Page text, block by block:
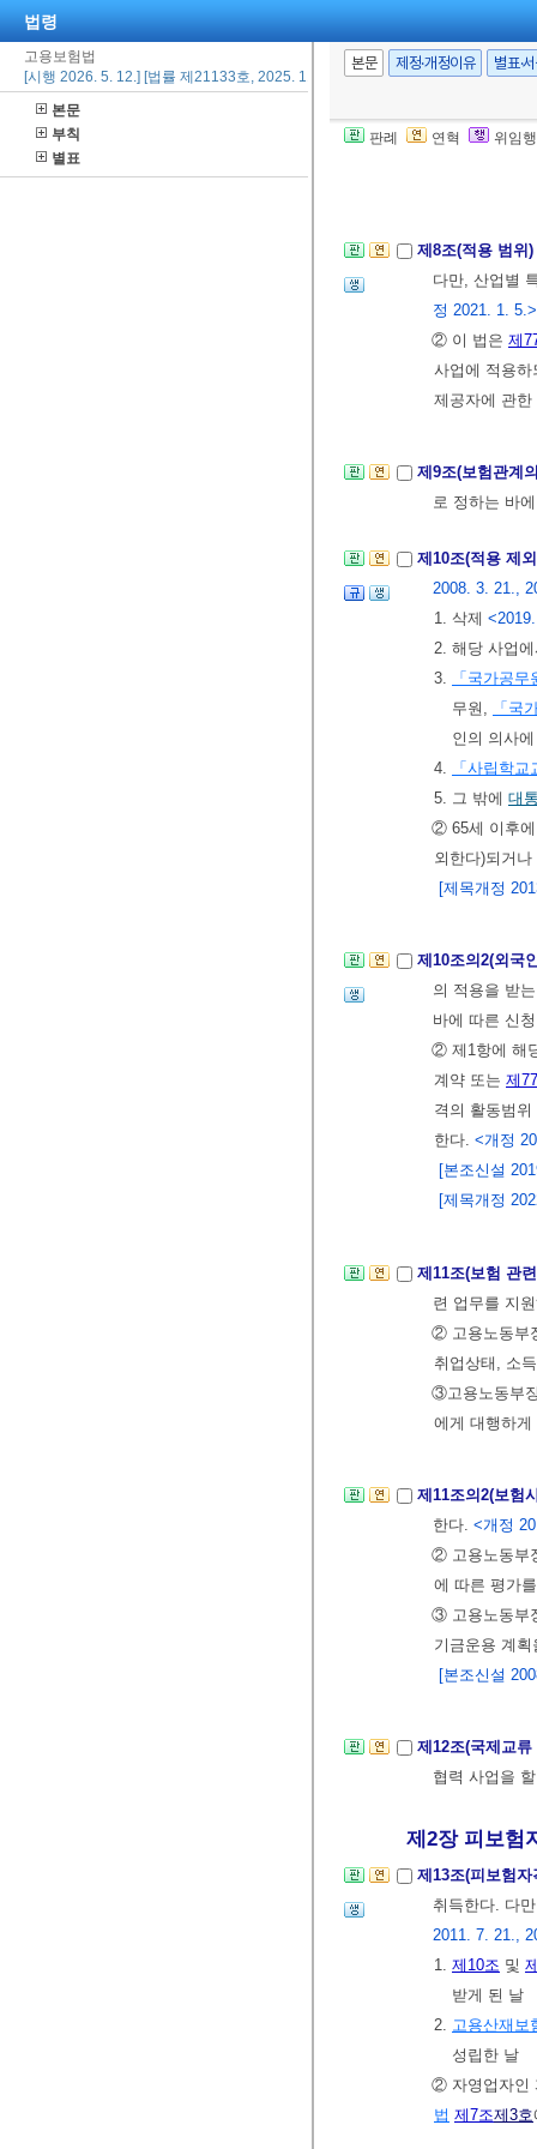
법령
고용보험법
[시행 2026. 5. 12.] [법률 제21133호, 2025. 11. 11., 일부개정]
본문
부칙
별표
본문 제정·개정이유 별표·
판례 연혁 위임
3. 공익을 대
⑤ 위원회는 심
⑥ 위원회 및
제8조(적용 범위)
다만, 산업별
정 2021. 1. 5.>
② 이 법은 제
사업에 적용
제공자에 관
제9조(보험관계
로 정하는 바
제10조(적용 제
2008. 3. 21.,
1. 삭제
2. 해당 사업
3.
「국가공무
무원,
「국
인의 의사
4.
「사립학
5. 그 밖에 대
② 65세 이후에
외한다)되거
[제목개정
제10조의2(외국
의 적용을 받
바에 따른 신
② 제1항에 해
계약 또는 제
격의 활동범
한다. <개정
[본조신설
[제목개정
제11조(보험 관
련 업무를 지
② 고용노동부
취업상태, 소
③고용노동부
에게 대행하
제11조의2(보험
한다. <개정
② 고용노동부
에 따른 평가
③ 고용노동부
기금운용 계
[본조신설
제12조(국제교
협력 사업을
제2장 피보험
제13조(피보험
취득한다. 다
2011. 7. 21.,
1. 제10조 및
받게 된 날
2.
고용산재보
성립한 날
② 자영업자인
법 제7조제3호